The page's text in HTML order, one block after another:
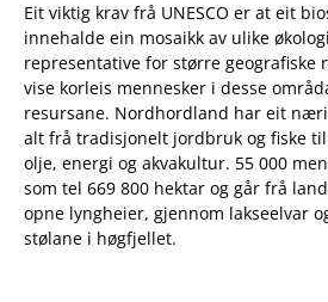
Eit viktig krav frå UNESCO er at eit
innehalde ein mosaikk av ulike
representative for større geografiske
vise korleis mennesker i desse
resursane. Nordhordland har eit
alt frå tradisjonelt jordbruk og fiske
olje, energi og akvakultur. 55 000
som tel 669 800 hektar og går frå
opne lyngheier, gjennom lakseelvar
stølane i høgfjellet.